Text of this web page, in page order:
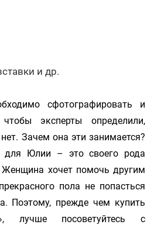
и др.
сфотографировать и
эксперты определили,
Зачем она эти занимается?
для Юлии – это своего рода
Женщина хочет помочь другим
пола не попасться
Поэтому, прежде чем купить
лучше посоветуйтесь с